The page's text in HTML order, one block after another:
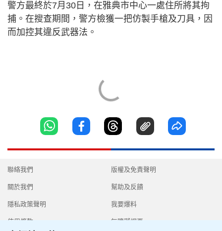
警方最終於7月30日，在雅典市中心一處住所將其拘
捕。在搜查期間，警方檢獲一把仿製手槍及刀具，因
而加控其違反武器法。
聯絡我們
關於我們
隱私政策聲明
使用條款
版權及免責聲明
幫助及反饋
我要爆料
無障礙網頁